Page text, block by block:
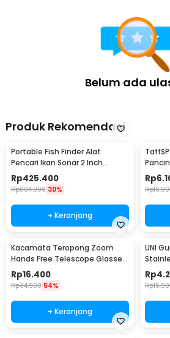
rapi dan mudah ditemukan saat
organizer yang optimal, aktivitas
dan nyaman. Anda tidak perlu lagi repot
tengah aktivitas memancing.
Kelengkapan ProdukBelum ada
Produk Rekomendasi
Portable Fish Finder Alat
Pencari Ikan Sonar 2 Inch
Display 100M - TL-88E
Rp425.400
Rp604.900 30%
+ Keranjang
70
Rp
Rp
Kacamata Teropong Zoom
Hands Free Telescope Glasses
untuk Fishing - HG00117
Rp16.400
Rp34.900 54%
+ Keranjang
UNI
Hand -
Rp
Rp